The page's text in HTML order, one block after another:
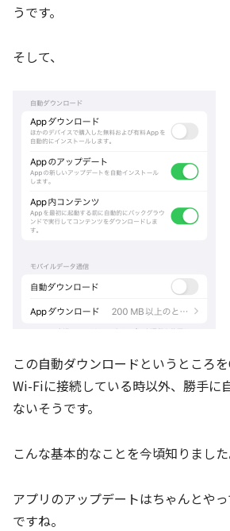
うです。
そして、
この自動ダウンロードというところを
Wi-Fiに接続している時以外、勝手に
ないそうです。
こんな基本的なことを今頃知りました
アプリのアップデートはちゃんとや
ですね。